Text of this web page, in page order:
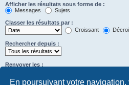
En poursuivant votre navigation,
Afficher les résultats sous forme de :
Messages
Sujets
Classer les résultats par :
Croissant
Rechercher depuis :
Renvoyer les :